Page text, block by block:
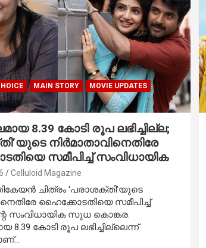
MAIN STORY
MOVIE UPDATES
8.39 കോടി രൂപ ലഭിച്ചില്ല;
നിർമാതാവിനെതിരേ
സമീപിച്ച് സംവിധായിക
Celluloid Magazine
ചിത്രം ‘പരാശക്തി’യുടെ
ഹൈക്കോടതിയെ സമീപിച്ച്
സംവിധായിക സുധ കൊങ്കര.
8.39 കോടി രൂപ ലഭിച്ചില്ലെന്ന്